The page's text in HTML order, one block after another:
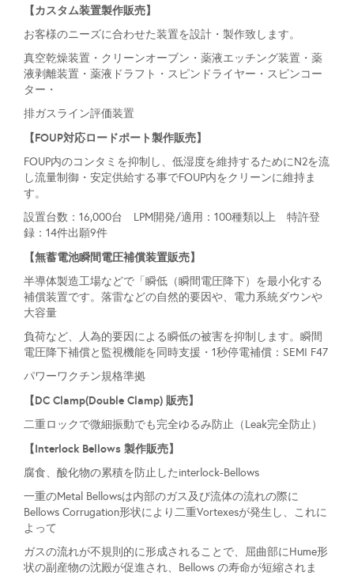
【カスタム装置製作販売】
お客様のニーズに合わせた装置を設計・製作致します。
真空乾燥装置・クリーンオーブン・薬液エッチング装置・薬
液剥離装置・薬液ドラフト・スピンドライヤー・スピンコー
ター・
排ガスライン評価装置
【FOUP対応ロードポート製作販売】
FOUP内のコンタミを抑制し、低湿度を維持するためにN2を流
し流量制御・安定供給する事でFOUP内をクリーンに維持ま
す。
設置台数：16,000台 LPM開発/適用：100種類以上 特許登
録：14件出願9件
【無蓄電池瞬間電圧補償装置販売】
半導体製造工場などで「瞬低（瞬間電圧降下）を最小化する
補償装置です。落雷などの自然的要因や、電力系統ダウンや
大容量
負荷など、人為的要因による瞬低の被害を抑制します。瞬間
電圧降下補償と監視機能を同時支援・1秒停電補償：SEMI F47
パワーワクチン規格準拠
【DC Clamp(Double Clamp) 販売】
二重ロックで微細振動でも完全ゆるみ防止（Leak完全防止）
【Interlock Bellows 製作販売】
腐食、酸化物の累積を防止したinterlock-Bellows
一重のMetal Bellowsは内部のガス及び流体の流れの際に
Bellows Corrugation形状により二重Vortexesが発生し、これに
よって
ガスの流れが不規則的に形成されることで、屈曲部にHume形
状の副産物の沈殿が促進され、Bellows の寿命が短縮されま